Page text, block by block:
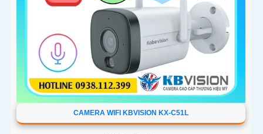
CAMERA WIFI KBVISION KX-C51L